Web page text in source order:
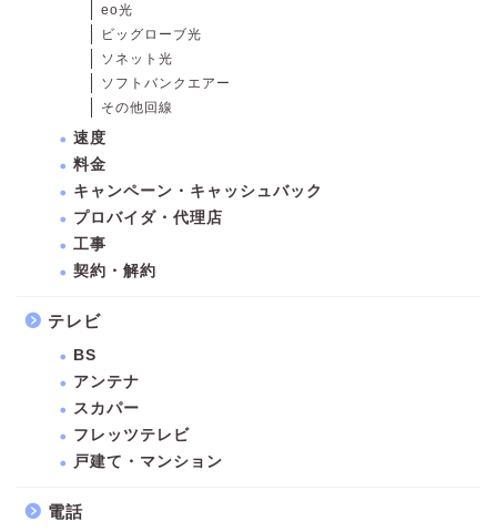
eo光
ビッグローブ光
ソネット光
ソフトバンクエアー
その他回線
速度
料金
キャンペーン・キャッシュバック
プロバイダ・代理店
工事
契約・解約
テレビ
BS
アンテナ
スカパー
フレッツテレビ
戸建て・マンション
電話